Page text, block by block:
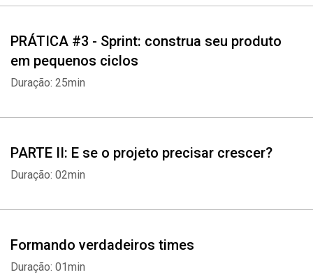
PRÁTICA #3 - Sprint: construa seu produto
em pequenos ciclos
Duração: 25min
PARTE II: E se o projeto precisar crescer?
Duração: 02min
Formando verdadeiros times
Duração: 01min